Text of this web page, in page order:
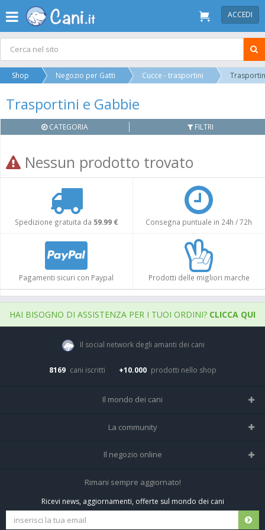
ACCEDI
Shop Negozio per Gatti Cucce - trasportini
Trasportini e Gabbie
CATEGORIA FILTRI
Nessun prodotto trovato
Spedizione gratuita da 59.99 € Consegna puntuale in 24h / 72h
Pagamenti sicuri con Paypal Prodotti delle migliori marche
HAI BISOGNO DI ASSISTENZA PER I TUOI ORDINI? CLICCA QUI
Il social network degli amanti dei cani
8169 cani iscritti +10.000 prodotti nello shop
Il mondo dei cani
Tutte le razze
La community
Home
Tutti i cani iscritti
Il negozio online
Negozio per cani
Spedizioni e resi
Rimani sempre aggiornato!
Ricevi news, aggiornamenti, offerte sul mondo dei cani